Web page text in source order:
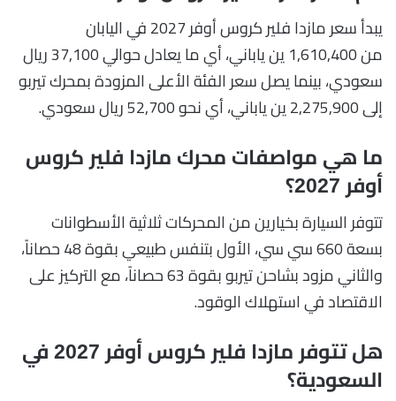
يبدأ سعر مازدا فلير كروس أوفر 2027 في اليابان
من 1,610,400 ين ياباني، أي ما يعادل حوالي 37,100 ريال
سعودي، بينما يصل سعر الفئة الأعلى المزودة بمحرك تيربو
إلى 2,275,900 ين ياباني، أي نحو 52,700 ريال سعودي.
ما هي مواصفات محرك مازدا فلير كروس
أوفر 2027؟
تتوفر السيارة بخيارين من المحركات ثلاثية الأسطوانات
بسعة 660 سي سي، الأول بتنفس طبيعي بقوة 48 حصاناً،
والثاني مزود بشاحن تيربو بقوة 63 حصاناً، مع التركيز على
الاقتصاد في استهلاك الوقود.
هل تتوفر مازدا فلير كروس أوفر 2027 في
السعودية؟